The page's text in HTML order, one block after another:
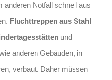
anderen Notfall schnell aus
Fluchttreppen aus Stahl
und
anderen Gebäuden, in
verbaut. Daher müssen